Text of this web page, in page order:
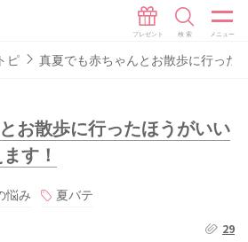
ピ 真夏でも赤ちゃんとお散歩に行った
お散歩に行ったほうがいい
す！
悩み 夏バテ
29